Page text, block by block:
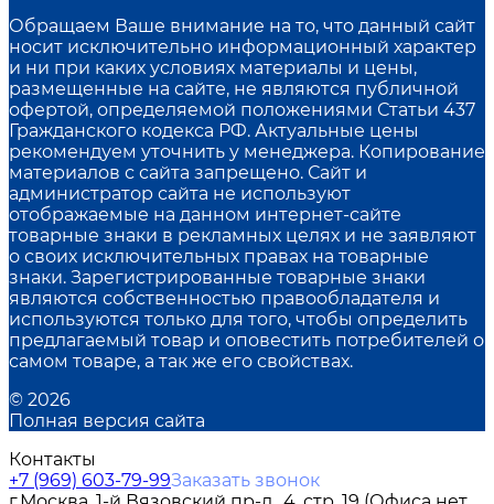
Обращаем Ваше внимание на то, что данный сайт
носит исключительно информационный характер
и ни при каких условиях материалы и цены,
размещенные на сайте, не являются публичной
офертой, определяемой положениями Статьи 437
Гражданского кодекса РФ. Актуальные цены
рекомендуем уточнить у менеджера. Копирование
материалов с сайта запрещено. Сайт и
администратор сайта не используют
отображаемые на данном интернет-сайте
товарные знаки в рекламных целях и не заявляют
о своих исключительных правах на товарные
знаки. Зарегистрированные товарные знаки
являются собственностью правообладателя и
используются только для того, чтобы определить
предлагаемый товар и оповестить потребителей о
самом товаре, а так же его свойствах.
© 2026
Полная версия сайта
Контакты
+7 (969) 603-79-99Заказать звонок